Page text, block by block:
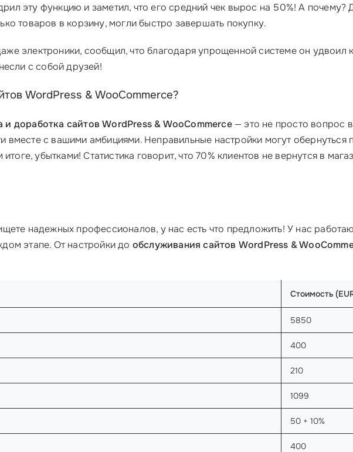
эту функцию и заметил, что его средний чек вырос на 50%! А почему?
товаров в корзину, могли быстро завершать покупку.
электроники, сообщил, что благодаря упрощенной системе он удвоил
с собой друзей!
WordPress & WooCommerce?
и доработка сайтов WordPress & WooCommerce— это не просто вопрос
вместе с вашими амбициями. Неправильные настройки могут
убытками! Статистика говорит, что 70% клиентов не вернутся в
надежных профессионалов, у нас есть что предложить! У нас
этапе. От настройки до обслуживания сайтов WordPress &
Стоимость
5850
400
210
1099
50 + 10%
400